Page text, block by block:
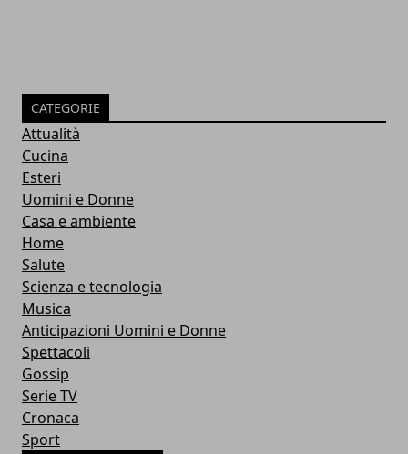
CATEGORIE
Attualità
Cucina
Esteri
Uomini e Donne
Casa e ambiente
Home
Salute
Scienza e tecnologia
Musica
Anticipazioni Uomini e Donne
Spettacoli
Gossip
Serie TV
Cronaca
Sport